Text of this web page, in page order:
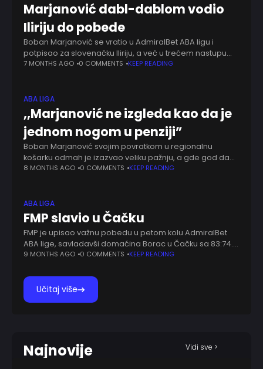
Marjanović dabl-dablom vodio
Iliriju do pobede
Boban Marjanović se vratio u AdmiralBet ABA ligu i
potpisao za slovenačku Iliriju, a već u trećem nastupu
pokazao je da može da bude ključno pojačanje za ekipu
7 MONTHS AGO 0 COMMENTS KEEP READING
ABA LIGA
,,Marjanović ne izgleda kao da je
jednom nogom u penziji”
Boban Marjanović svojim povratkom u regionalnu
košarku odmah je izazvao veliku pažnju, a gde god da
se pojavi, nekadašnji reprezentativac Srbije ostavlja
8 MONTHS AGO 0 COMMENTS KEEP READING
ABA LIGA
FMP slavio u Čačku
FMP je upisao važnu pobedu u petom kolu AdmiralBet
ABA lige, savladavši domaćina Borac u Čačku sa 83:74.
Ovom pobedom, tim iz Železnika popravio je skor na 2-
9 MONTHS AGO 0 COMMENTS KEEP READING
Učitaj više
Najnovije Vidi sve >